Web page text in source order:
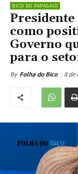
BICO DO PAPAGAIO
como
Governo
para o
By Folha do Bico 8 de